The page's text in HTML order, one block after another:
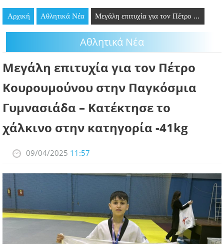
ΘΕΣΕΙΣ ΕΡΓΑΣΙΑΣ
ΠΡΟΣΩΠΑ
ΛΑΡΝΑΚΑ 2030
Αρχική Αθλητικά Νέα Μεγάλη επιτυχία για τον Πέτρο ...
Αθλητικά Νέα
Μεγάλη επιτυχία για τον Πέτρο
Κουρουμούνου στην Παγκόσμια
Γυμνασιάδα – Κατέκτησε το
χάλκινο στην κατηγορία -41kg
09/04/2025 11:57